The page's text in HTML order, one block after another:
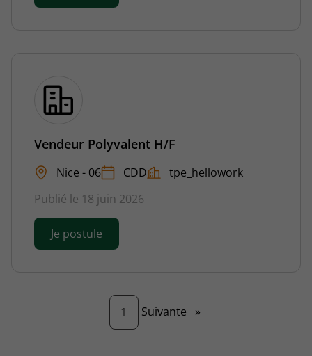
Vendeur Polyvalent H/F
Nice - 06 CDD
tpe_hellowork
Publié le 18 juin 2026
Je postule
1 Page
Suivante »